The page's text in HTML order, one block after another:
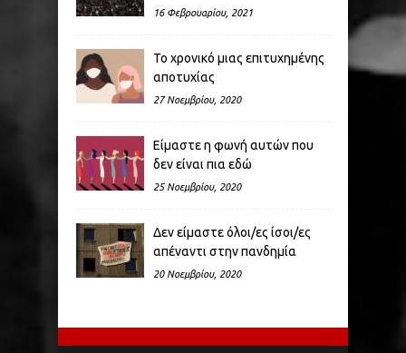
16 Φεβρουαρίου, 2021
Το χρονικό μιας επιτυχημένης
αποτυχίας
27 Νοεμβρίου, 2020
Είμαστε η φωνή αυτών που
δεν είναι πια εδώ
25 Νοεμβρίου, 2020
Δεν είμαστε όλοι/ες ίσοι/ες
απέναντι στην πανδημία
20 Νοεμβρίου, 2020